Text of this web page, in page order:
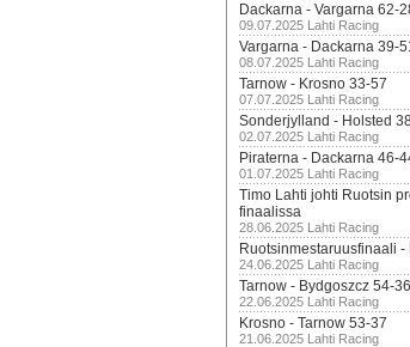
Dackarna - Vargarna 62-
09.07.2025 Lahti Racing
Vargarna - Dackarna 39-
08.07.2025 Lahti Racing
Tarnow - Krosno 33-57
07.07.2025 Lahti Racing
Sonderjylland - Holsted
02.07.2025 Lahti Racing
Piraterna - Dackarna 46-
01.07.2025 Lahti Racing
Timo Lahti johti Ruotsin
finaalissa
28.06.2025 Lahti Racing
Ruotsinmestaruusfinaali -
24.06.2025 Lahti Racing
Tarnow - Bydgoszcz 54-36
22.06.2025 Lahti Racing
Krosno - Tarnow 53-37
21.06.2025 Lahti Racing